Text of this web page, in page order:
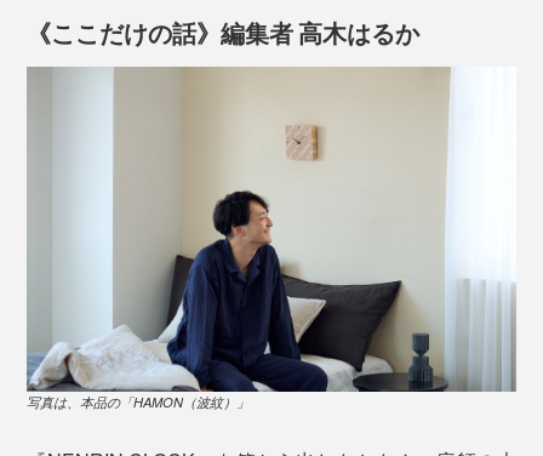
写真は、本品の「HAMON（波紋）」
現代なら、還暦や米寿、金婚式や結婚のお祝い、定年退
職祝い、企業の周年記念に、ぴったりです。
ご希望の方には、時計裏側のプレートに、無料で60字ま
でのオリジナルメッセージを、こんなふうに刻印できま
した「年輪時計」でした。
ウト確定後はキャンセル・変更はできません。
3. レイアウト確定後、製作に入ります。発送までの目安
は、約2週間ですが、正式なお届け日時は、メールにて
《ここだけの話》編集者 高木はるか
写真は、本品の「HAMON（波紋）」